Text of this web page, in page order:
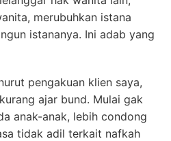
merubuhkan istana
istananya. Ini adab yang
pengakuan klien saya,
ajar bund. Mulai gak
anak-anak, lebih condong
tidak adil terkait nafkah